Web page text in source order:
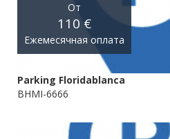
От
110 €
Ежемесячная оплата
Parking Floridablanca
BHMI-6666